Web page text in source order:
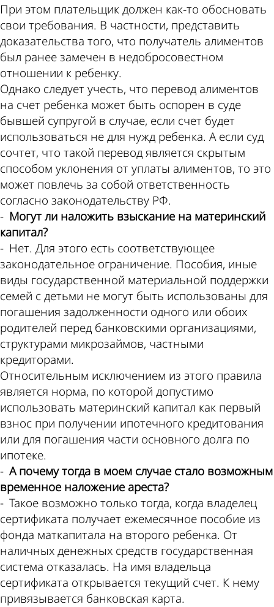
При этом плательщик должен как‑то обосновать
свои требования. В частности, представить
доказательства того, что получатель алиментов
был ранее замечен в недобросовестном
отношении к ребенку.
Однако следует учесть, что перевод алиментов
на счет ребенка может быть оспорен в суде
бывшей супругой в случае, если счет будет
использоваться не для нужд ребенка. А если суд
сочтет, что такой перевод является скрытым
способом уклонения от уплаты алиментов, то это
может повлечь за собой ответственность
согласно законодательству РФ.
- Могут ли наложить взыскание на материнский
капитал?
- Нет. Для этого есть соответствующее
законодательное ограничение. Пособия, иные
виды государственной материальной поддержки
семей с детьми не могут быть использованы для
погашения задолженности одного или обоих
родителей перед банковскими организациями,
структурами микрозаймов, частными
кредиторами.
Относительным исключением из этого правила
является норма, по которой допустимо
использовать материнский капитал как первый
взнос при получении ипотечного кредитования
или для погашения части основного долга по
ипотеке.
- А почему тогда в моем случае стало возможным
временное наложение ареста?
- Такое возможно только тогда, когда владелец
сертификата получает ежемесячное пособие из
фонда маткапитала на второго ребенка. От
наличных денежных средств государственная
система отказалась. На имя владельца
сертификата открывается текущий счет. К нему
привязывается банковская карта.